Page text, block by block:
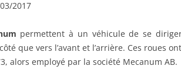
2017
permettent à un véhicule de se
que vers l’avant et l’arrière. Ces roues
alors employé par la société Mecanum AB.